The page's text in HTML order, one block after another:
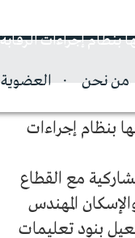
من نحن العضوية
بنظام إجراءات
مع القطاع
المهندس
بنود تعليمات